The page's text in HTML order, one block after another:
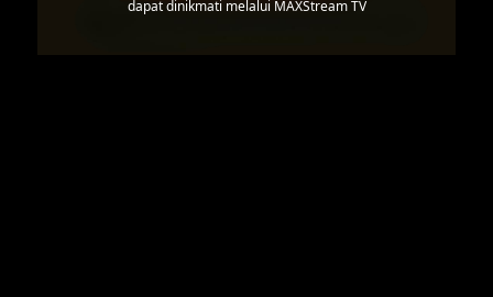
dapat dinikmati melalui MAXStream TV